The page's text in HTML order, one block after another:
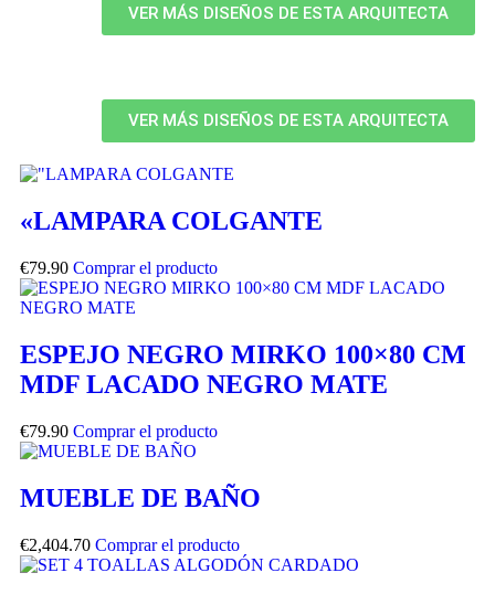
VER MÁS DISEÑOS DE ESTA ARQUITECTA
VER MÁS DISEÑOS DE ESTA ARQUITECTA
«LAMPARA COLGANTE
€79.90 Comprar el producto
ESPEJO NEGRO MIRKO 100×80 CM
MDF LACADO NEGRO MATE
€79.90 Comprar el producto
MUEBLE DE BAÑO
€2,404.70 Comprar el producto